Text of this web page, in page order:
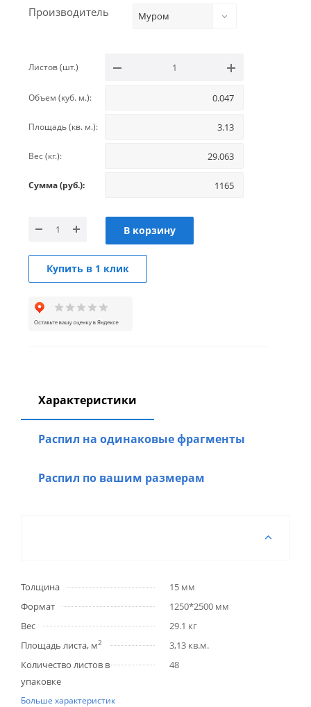
Производитель Муром
Листов (шт.)
Объем (куб. м.):
Площадь (кв. м.):
Вес (кг.):
Сумма (руб.):
В корзину
Купить в 1 клик
Характеристики
Распил на одинаковые фрагменты
Распил по вашим размерам
Толщина
15 мм
Формат
1250*2500 мм
Вес
29.1 кг
Площадь листа, м2
3,13 кв.м.
Количество листов в
упаковке
48
Больше характеристик